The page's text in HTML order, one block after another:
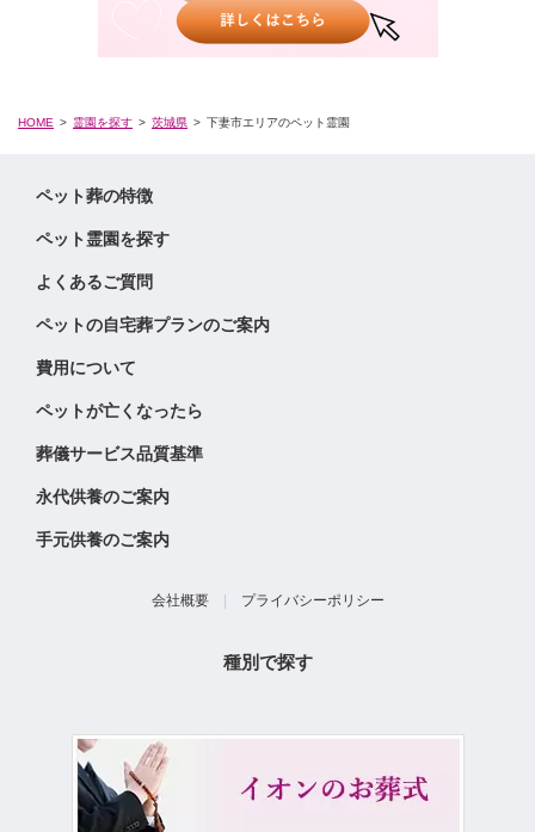
HOME 霊園を探す 茨城県 下妻市エリアのペット霊園
ペット葬の特徴
ペット霊園を探す
よくあるご質問
ペットの自宅葬プランのご案内
費用について
ペットが亡くなったら
葬儀サービス品質基準
永代供養のご案内
手元供養のご案内
会社概要| プライバシーポリシー
種別で探す